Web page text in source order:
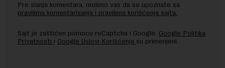
Pre slanja komentara, molimo vas da se upoznate sa
pravilima komentarisanja i pravilima korišćenja sajta.
Sajt je zaštićen pomocu reCaptcha i Google. Google Politika
Privatnosti i Google Uslovi Korišćenja su primenjeni.